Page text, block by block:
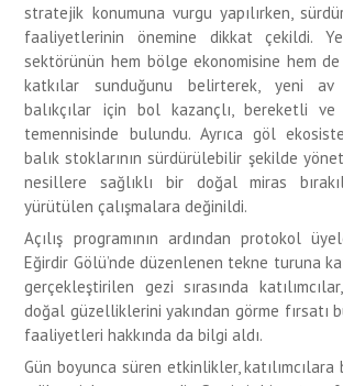
stratejik konumuna vurgu yapılırken,
faaliyetlerinin önemine dikkat çekildi.
sektörünün hem bölge ekonomisine hem
katkılar sunduğunu belirterek, yeni av
balıkçılar için bol kazançlı, bereketli ve
temennisinde bulundu. Ayrıca göl
balık stoklarının sürdürülebilir şekilde
nesillere sağlıklı bir doğal miras
yürütülen çalışmalara değinildi.
Açılış programının ardından protokol
Eğirdir Gölü’nde düzenlenen tekne turuna
gerçekleştirilen gezi sırasında
doğal güzelliklerini yakından görme fırsatı
faaliyetleri hakkında da bilgi aldı.
Gün boyunca süren etkinlikler, katılımcılara